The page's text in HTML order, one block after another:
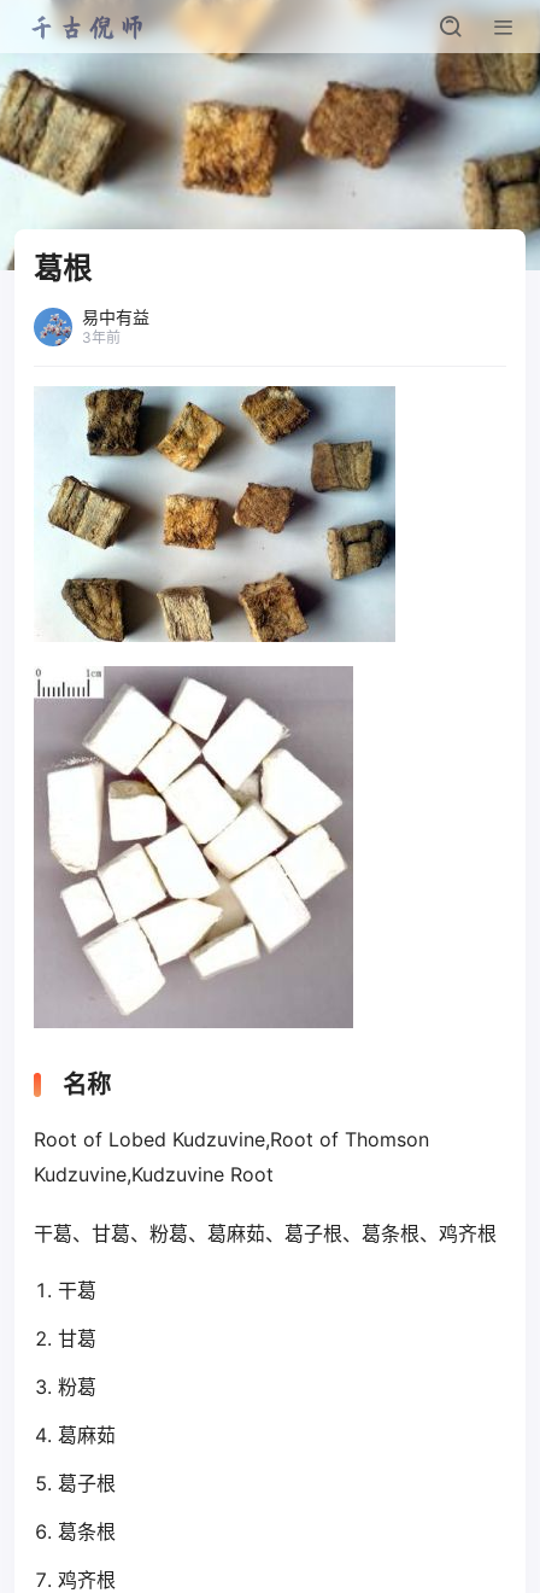
葛根
易中有益
3年前
名称
Root of Lobed Kudzuvine,Root of Thomson
Kudzuvine,Kudzuvine Root
干葛、甘葛、粉葛、葛麻茹、葛子根、葛条根、鸡齐根
干葛
甘葛
粉葛
葛麻茹
葛子根
葛条根
鸡齐根